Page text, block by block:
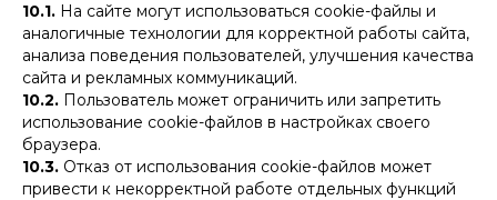
10.1. На сайте могут использоваться cookie-файлы и
аналогичные технологии для корректной работы сайта,
анализа поведения пользователей, улучшения качества
сайта и рекламных коммуникаций.
10.2. Пользователь может ограничить или запретить
использование cookie-файлов в настройках своего
браузера.
10.3. Отказ от использования cookie-файлов может
привести к некорректной работе отдельных функций